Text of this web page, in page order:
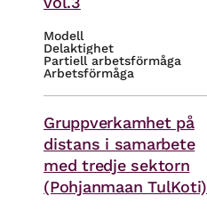
Modell
Delaktighet
Partiell arbetsförmåga
Arbetsförmåga
Gruppverkamhet på
distans i samarbete
med tredje sektorn
(Pohjanmaan TulKoti)